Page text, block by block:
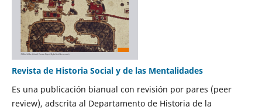
Revista de Historia Social y de las Mentalidades
Es una publicación bianual con revisión por pares (peer
review), adscrita al Departamento de Historia de la